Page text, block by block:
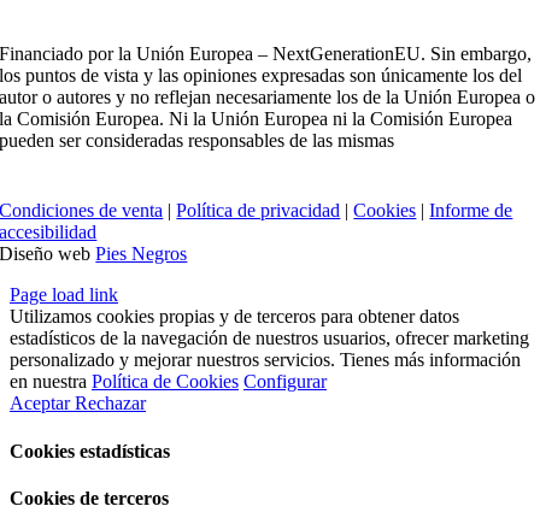
Financiado por la Unión Europea – NextGenerationEU. Sin embargo,
los puntos de vista y las opiniones expresadas son únicamente los del
autor o autores y no reflejan necesariamente los de la Unión Europea o
la Comisión Europea. Ni la Unión Europea ni la Comisión Europea
pueden ser consideradas responsables de las mismas
Condiciones de venta |Política de privacidad |Cookies |Informe de
accesibilidad
Diseño webPies Negros
Page load link
Utilizamos cookies propias y de terceros para obtener datos
estadísticos de la navegación de nuestros usuarios, ofrecer marketing
personalizado y mejorar nuestros servicios. Tienes más información
en nuestra Política de Cookies Configurar
AceptarRechazar
Cookies estadísticas
Cookies de terceros